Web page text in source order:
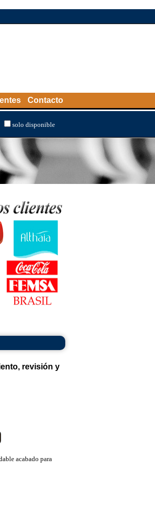
Contacto
solo disponible
revisión y
acabado para